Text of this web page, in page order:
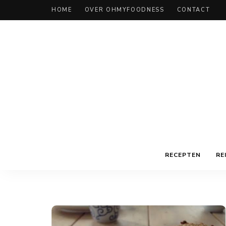
HOME OVER OHMYFOODNESS CONTACT
RECEPTEN